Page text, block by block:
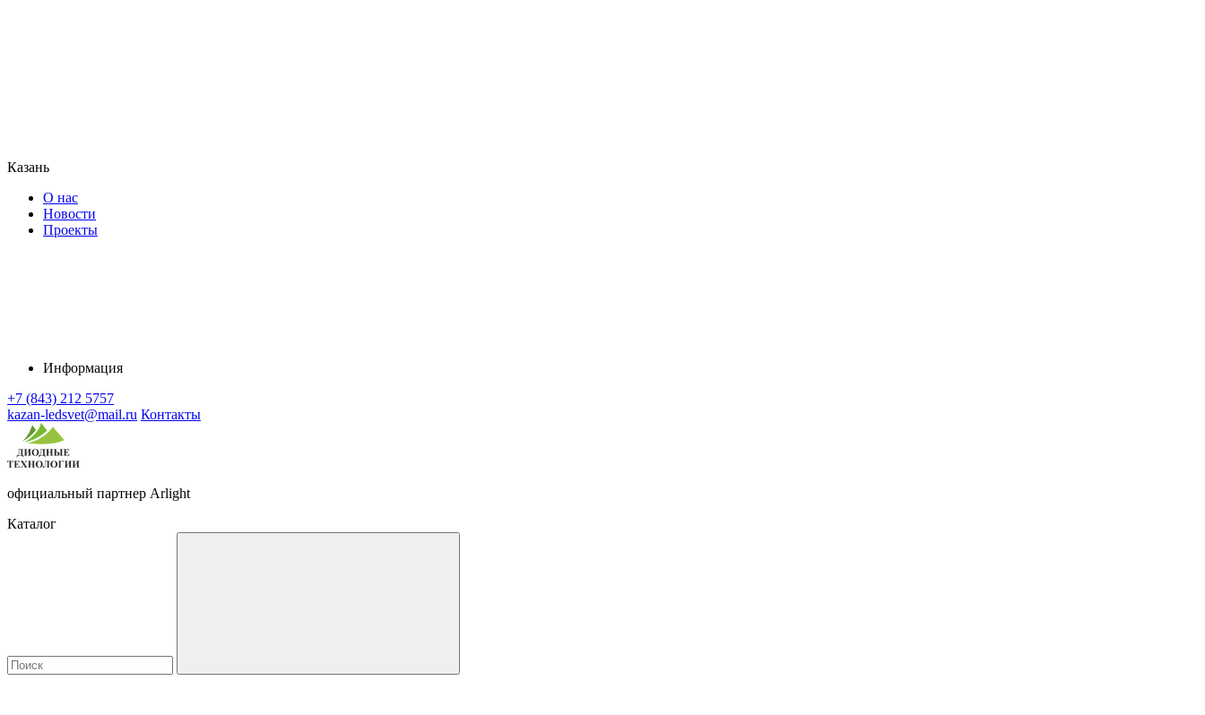
Казань
О нас
Новости
Проекты
Информация
+7 (843) 212 5757
kazan-ledsvet@mail.ru Контакты
официальный партнер Arlight
Каталог